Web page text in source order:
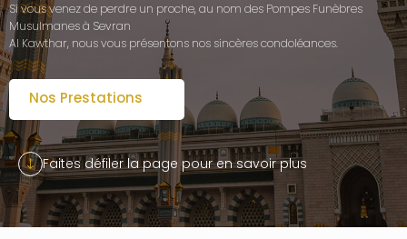
Si vous venez de perdre un proche, au nom des Pompes Funèbres
Musulmanes à Sevran
Al Kawthar, nous vous présentons nos sincères condoléances.
Nos Prestations
Faites défiler la page pour en savoir plus